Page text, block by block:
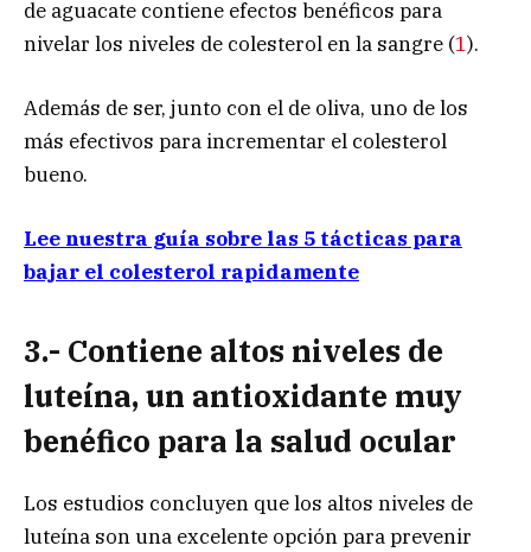
de aguacate contiene efectos benéficos para
nivelar los niveles de colesterol en la sangre (1).
Además de ser, junto con el de oliva, uno de los
más efectivos para incrementar el colesterol
bueno.
Lee nuestra guía sobre las 5 tácticas para
bajar el colesterol rapidamente
3.- Contiene altos niveles de
luteína, un antioxidante muy
benéfico para la salud ocular
Los estudios concluyen que los altos niveles de
luteína son una excelente opción para prevenir